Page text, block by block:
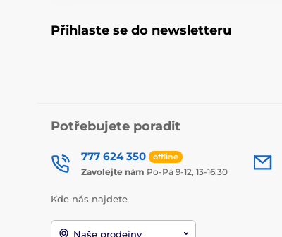
Přihlaste se do newsletteru
Potřebujete poradit
777 624 350 offline
Zavolejte nám Po-Pá 9-12, 13-16:30
Kde nás najdete
Naše prodejny